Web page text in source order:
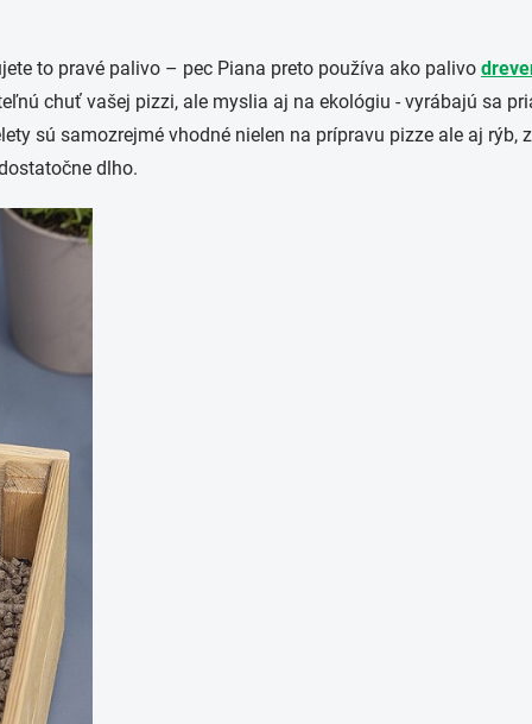
to pravé palivo – pec Piana preto používa ako palivo
chuť vašej pizzi, ale myslia aj na ekológiu - vyrábajú sa
sú samozrejmé vhodné nielen na prípravu pizze ale aj rýb,
dlho.